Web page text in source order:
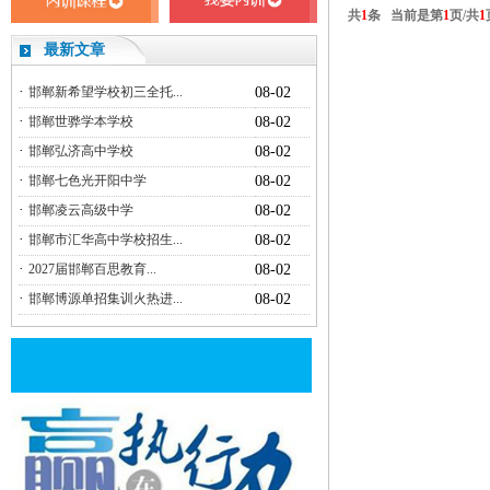
最新文章
· 邯郸新希望学校初三全托...
08-02
· 邯郸世骅学本学校
08-02
· 邯郸弘济高中学校
08-02
· 邯郸七色光开阳中学
08-02
· 邯郸凌云高级中学
08-02
· 邯郸市汇华高中学校招生...
08-02
· 2027届邯郸百思教育...
08-02
· 邯郸博源单招集训火热进... 08-02
共1条 当前是第1页/共1